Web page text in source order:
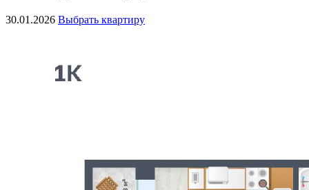
30.01.2026 Выбрать квартиру